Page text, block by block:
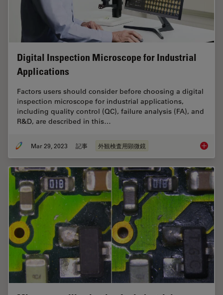
Digital Inspection Microscope for Industrial
Applications
Factors users should consider before choosing a digital
inspection microscope for industrial applications,
including quality control (QC), failure analysis (FA), and
R&D, are described in this…
Mar 29, 2023 記事 外観検査用顕微鏡 Digital